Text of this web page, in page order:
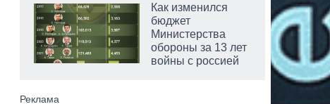
Как изменился
бюджет
Министерства
обороны за 13 лет
войны с россией